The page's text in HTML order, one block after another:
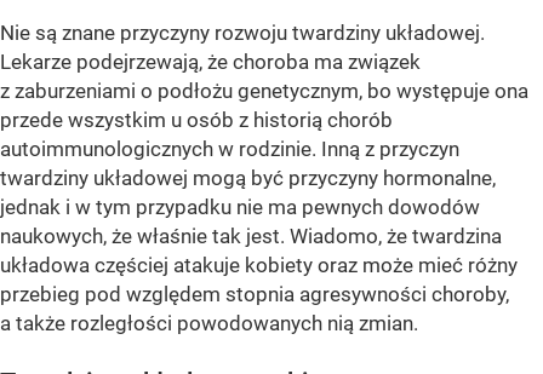
Nie są znane przyczyny rozwoju twardziny układowej.
Lekarze podejrzewają, że choroba ma związek
z zaburzeniami o podłożu genetycznym, bo występuje ona
przede wszystkim u osób z historią chorób
autoimmunologicznych w rodzinie. Inną z przyczyn
twardziny układowej mogą być przyczyny hormonalne,
jednak i w tym przypadku nie ma pewnych dowodów
naukowych, że właśnie tak jest. Wiadomo, że twardzina
układowa częściej atakuje kobiety oraz może mieć różny
przebieg pod względem stopnia agresywności choroby,
a także rozległości powodowanych nią zmian.